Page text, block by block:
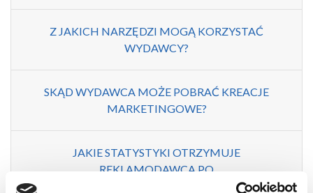
Z JAKICH NARZĘDZI MOGĄ KORZYSTAĆ
WYDAWCY?
SKĄD WYDAWCA MOŻE POBRAĆ KREACJE
MARKETINGOWE?
JAKIE STATYSTYKI OTRZYMUJE
REKLAMODAWCA PO
PRZEPROWADZONEJ KAMPANII?